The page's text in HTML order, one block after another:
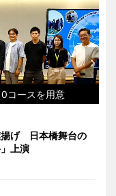
コースを用意
揚げ 日本橋舞台の
上演